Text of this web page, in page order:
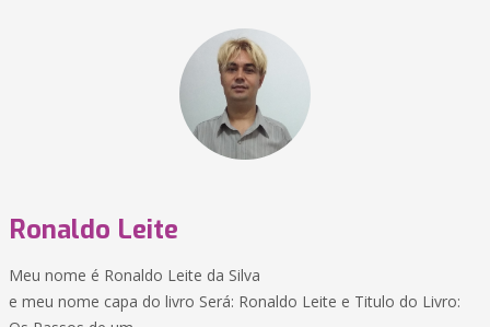
Ronaldo Leite
Meu nome é Ronaldo Leite da Silva
e meu nome capa do livro Será: Ronaldo Leite e Titulo do Livro: